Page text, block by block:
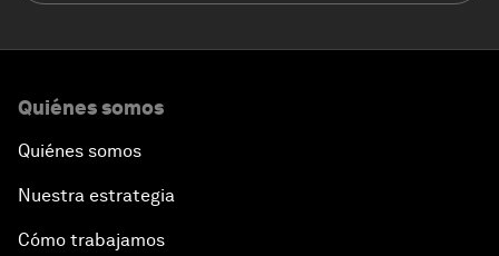
Quiénes somos
Quiénes somos
Nuestra estrategia
Cómo trabajamos